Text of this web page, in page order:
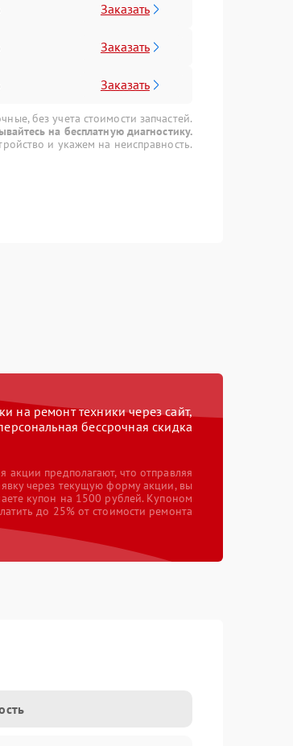
Заказать
Заказать
Заказать
без учета стоимости запчастей.
на бесплатную диагностику.
и укажем на неисправность.
на ремонт техники через сайт,
бессрочная скидка
акции предполагают, что отправляя
через текущую форму акции, вы
купон на 1500 рублей. Купоном
до 25% от стоимости ремонта